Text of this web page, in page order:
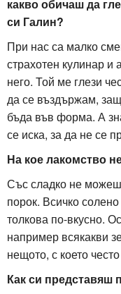
какво обичаш да
си Галин?
При нас са малко
страхотен кулинар
него. Той ме глези
да се въздържам,
бъда във форма. А
се иска, за да не се
На кое лакомство
Със сладко не
порок. Всичко
толкова по-вкусно.
например всякакви
нещото, с което
Как си представяш